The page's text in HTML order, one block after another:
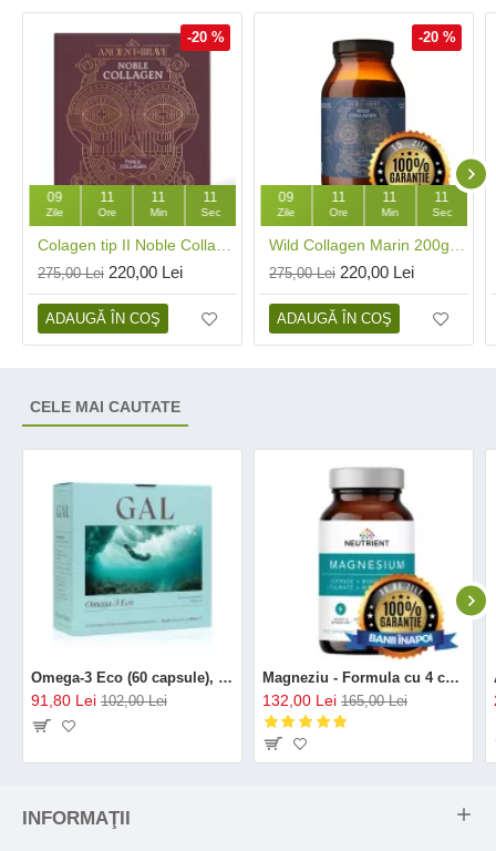
-20 %
09
Zile
11
Ore
11
Min
11
Sec
275,00 Lei 220,00 Lei
ADAUGĂ ÎN COŞ
-20 %
09
Zile
11
Ore
11
Min
11
Sec
275,00 Lei 220,00 Lei
ADAUGĂ ÎN COŞ
CELE MAI CAUTATE
Omega-3 Eco (60 capsule), GAL
91,80 Lei 102,00 Lei
Magneziu - Formula cu 4 chelați (120 capsule), Neutrient
132,00 Lei 165,00 Lei
INFORMAŢII